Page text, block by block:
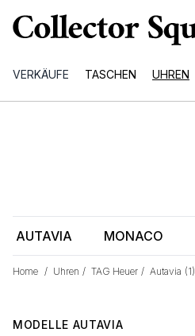
VERKÄUFE TASCHEN UHREN
Home / Uhren / TAG Heuer / Autavia (1)
AUTAVIA MONACO
MODELLE AUTAVIA